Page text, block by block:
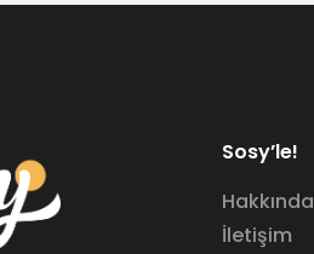
Sosy’le!
Hakkında
İletişim